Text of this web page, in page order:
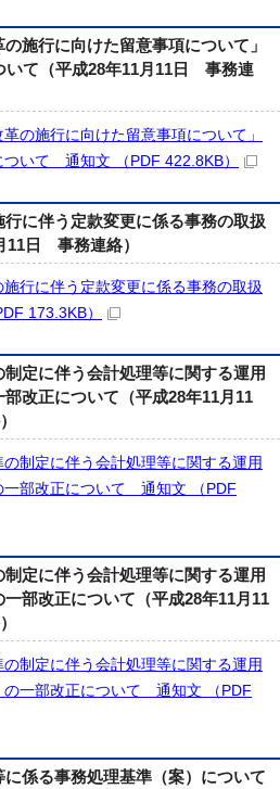
施行に向けた留意事項について」
いて（平成28年11月11日 事務連
の施行に向けた留意事項について」
ついて 通知文 （PDF 422.8KB）
に伴う定款変更に係る事務の取扱
11日 事務連絡）
行に伴う定款変更に係る事務の取扱
173.3KB）
制定に伴う会計処理等に関する運用
部改正について（平成28年11月11
の制定に伴う会計処理等に関する運用
一部改正について 通知文 （PDF
制定に伴う会計処理等に関する運用
一部改正について（平成28年11月11
の制定に伴う会計処理等に関する運用
の一部改正について 通知文 （PDF
係る事務処理基準（案）について